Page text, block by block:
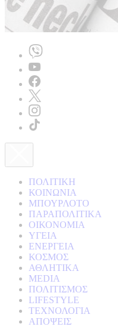
ΠΟΛΙΤΙΚΗ
ΚΟΙΝΩΝΙΑ
ΜΠΟΥΡΛΟΤΟ
ΠΑΡΑΠΟΛΙΤΙΚΑ
ΟΙΚΟΝΟΜΙΑ
ΥΓΕΙΑ
ΕΝΕΡΓΕΙΑ
ΚΟΣΜΟΣ
ΑΘΛΗΤΙΚΑ
MEDIA
ΠΟΛΙΤΙΣΜΟΣ
LIFESTYLE
ΤΕΧΝΟΛΟΓΙΑ
ΑΠΟΨΕΙΣ